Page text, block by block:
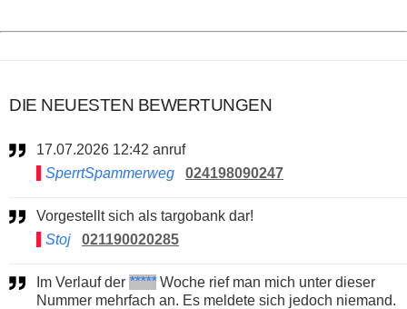
DIE NEUESTEN BEWERTUNGEN
17.07.2026 12:42 anruf
SperrtSpammerweg
024198090247
Vorgestellt sich als targobank dar!
Stoj
021190020285
Im Verlauf der *****Woche rief man mich unter dieser
Nummer mehrfach an. Es meldete sich jedoch niemand.